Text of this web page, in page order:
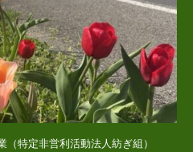
特定非営利活動法人紡ぎ組）